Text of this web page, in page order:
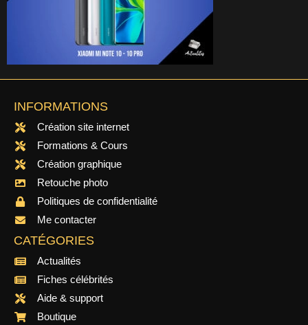
INFORMATIONS
Création site internet
Formations & Cours
Création graphique
Retouche photo
Politiques de confidentialité
Me contacter
CATÉGORIES
Actualités
Fiches célébrités
Aide & support
Boutique